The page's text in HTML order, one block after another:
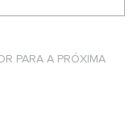
PARA A PRÓXIMA